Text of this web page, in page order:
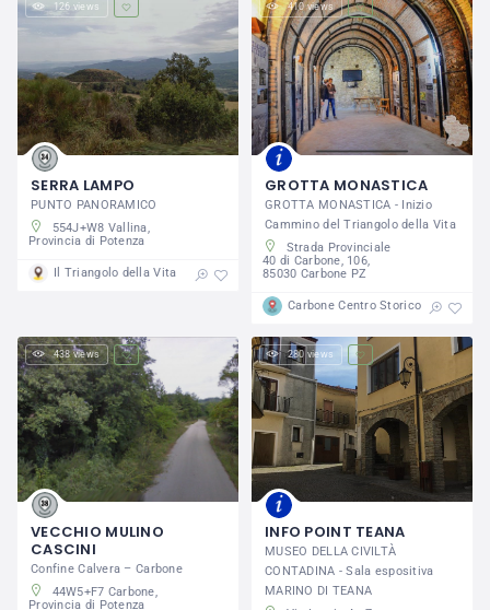
126 views
SERRA LAMPO
PUNTO PANORAMICO
554J+W8 Vallina,
Provincia di Potenza
Il Triangolo della Vita
410 views
GROTTA MONASTICA
GROTTA MONASTICA - Inizio
Cammino del Triangolo della Vita
Strada Provinciale
40 di Carbone, 106,
85030 Carbone PZ
Carbone Centro Storico
438 views
VECCHIO MULINO
CASCINI
Confine Calvera – Carbone
44W5+F7 Carbone,
Provincia di Potenza
280 views
INFO POINT TEANA
MUSEO DELLA CIVILTÀ
CONTADINA - Sala espositiva
MARINO DI TEANA